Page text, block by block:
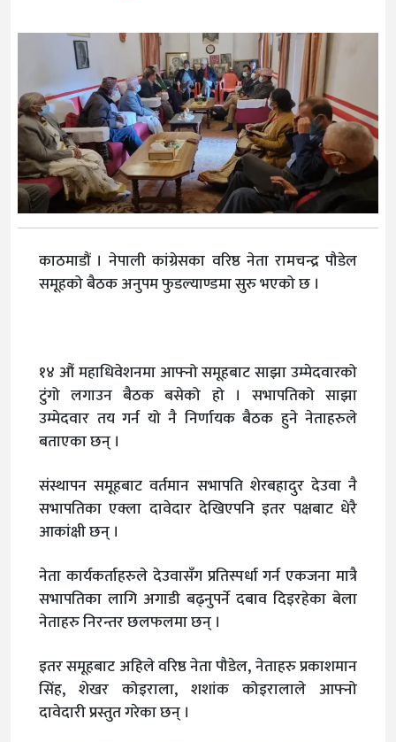
काठमाडौं । नेपाली कांग्रेसका वरिष्ठ नेता रामचन्द्र पौडेल
समूहको बैठक अनुपम फुडल्याण्डमा सुरु भएको छ ।
१४ औं महाधिवेशनमा आफ्नो समूहबाट साझा उम्मेदवारको
टुंगो लगाउन बैठक बसेको हो । सभापतिको साझा
उम्मेदवार तय गर्न यो नै निर्णायक बैठक हुने नेताहरुले
बताएका छन् ।
संस्थापन समूहबाट वर्तमान सभापति शेरबहादुर देउवा नै
सभापतिका एक्ला दावेदार देखिएपनि इतर पक्षबाट धेरै
आकांक्षी छन् ।
नेता कार्यकर्ताहरुले देउवासँग प्रतिस्पर्धा गर्न एकजना मात्रै
सभापतिका लागि अगाडी बढ्नुपर्ने दबाव दिइरहेका बेला
नेताहरु निरन्तर छलफलमा छन् ।
इतर समूहबाट अहिले वरिष्ठ नेता पौडेल, नेताहरु प्रकाशमान
सिंह, शेखर कोइराला, शशांक कोइरालाले आफ्नो
दावेदारी प्रस्तुत गरेका छन् ।